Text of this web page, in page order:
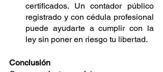
certificados. Un contador público
registrado y con cédula profesional
puede ayudarte a cumplir con la
ley sin poner en riesgo tu libertad.
Conclusión